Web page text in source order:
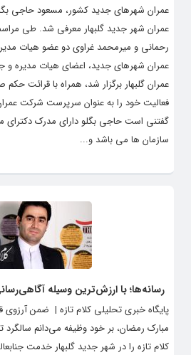
عمران شهرهای جدید کشور، مسعود حاجی
عمران شهر جدید گلبهار معرفی شد. طی
رحمانی و میرمحمد غراوی دو عضو هیات
عمران شهرهای جدید، اعضای هیات مدیره و
عمران گلبهار برگزار شد، همراه با قرائت
فعالیت خود را به عنوان سرپرست شرکت
گفتنی است حاجی بگلو دارای مدرک دکترای
سازمان ها می باشد و...
رسانه‌ها؛ با ارزش‌ترین وسیله
پایگاه خبری تحلیلی کلام تازه | ضمن آرزوی
مبارک رمضان، بر خود وظیفه می‌دانم
کلام تازه را در شهر جدید گلبهار خدمت